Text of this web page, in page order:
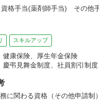
格手当(薬剤師手当) その他
スキルアップ
健康保険、厚生年金保険
慶弔見舞金制度、社員割引制
に関わる資格（その他申請制）